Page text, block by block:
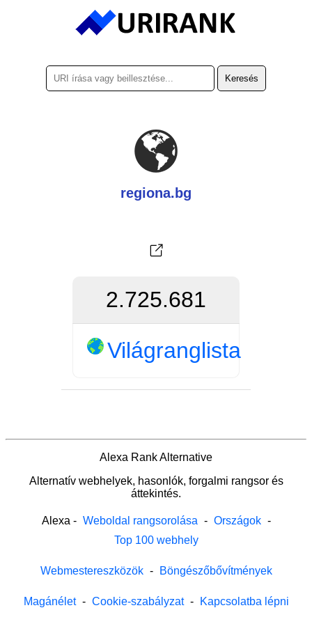
regiona.bg
2.725.681
Világranglista
Alexa Rank Alternative
Alternatív webhelyek, hasonlók, forgalmi rangsor és
áttekintés.
Alexa - Weboldal rangsorolása - Országok -
Top 100 webhely
Webmestereszközök - Böngészőbővítmények
Magánélet - Cookie-szabályzat - Kapcsolatba lépni